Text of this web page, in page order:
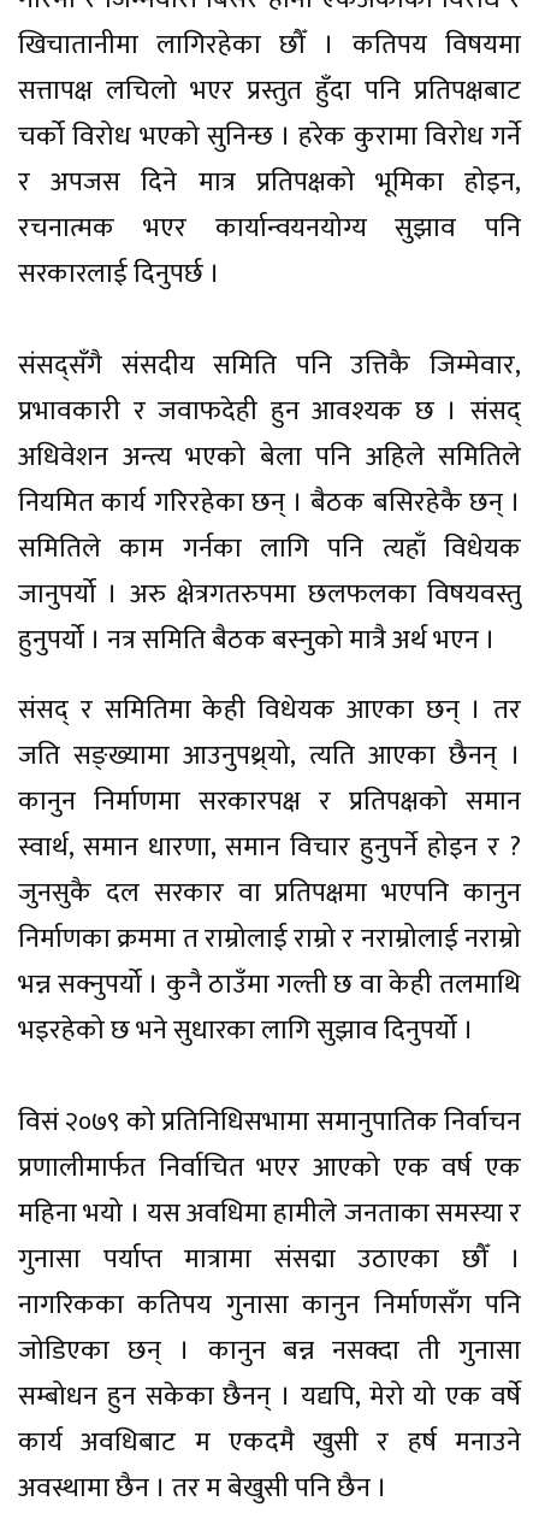
खिचातानीमा लागिरहेका छौँ । कतिपय विषयमा
सत्तापक्ष लचिलो भएर प्रस्तुत हुँदा पनि प्रतिपक्षबाट
चर्को विरोध भएको सुनिन्छ । हरेक कुरामा विरोध गर्ने
र अपजस दिने मात्र प्रतिपक्षको भूमिका होइन,
रचनात्मक भएर कार्यान्वयनयोग्य सुझाव पनि
सरकारलाई दिनुपर्छ ।
संसद्सँगै संसदीय समिति पनि उत्तिकै जिम्मेवार,
प्रभावकारी र जवाफदेही हुन आवश्यक छ । संसद्
अधिवेशन अन्त्य भएको बेला पनि अहिले समितिले
नियमित कार्य गरिरहेका छन् । बैठक बसिरहेकै छन् ।
समितिले काम गर्नका लागि पनि त्यहाँ विधेयक
जानुपर्यो । अरु क्षेत्रगतरुपमा छलफलका विषयवस्तु
हुनुपर्यो । नत्र समिति बैठक बस्नुको मात्रै अर्थ भएन ।
संसद् र समितिमा केही विधेयक आएका छन् । तर
जति सङ्ख्यामा आउनुपथ्र्यो, त्यति आएका छैनन् ।
कानुन निर्माणमा सरकारपक्ष र प्रतिपक्षको समान
स्वार्थ, समान धारणा, समान विचार हुनुपर्ने होइन र ?
जुनसुकै दल सरकार वा प्रतिपक्षमा भएपनि कानुन
निर्माणका क्रममा त राम्रोलाई राम्रो र नराम्रोलाई नराम्रो
भन्न सक्नुपर्यो । कुनै ठाउँमा गल्ती छ वा केही तलमाथि
भइरहेको छ भने सुधारका लागि सुझाव दिनुपर्यो ।
विसं २०७९ को प्रतिनिधिसभामा समानुपातिक निर्वाचन
प्रणालीमार्फत निर्वाचित भएर आएको एक वर्ष एक
महिना भयो । यस अवधिमा हामीले जनताका समस्या र
गुनासा पर्याप्त मात्रामा संसद्मा उठाएका छौँ ।
नागरिकका कतिपय गुनासा कानुन निर्माणसँग पनि
जोडिएका छन् । कानुन बन्न नसक्दा ती गुनासा
सम्बोधन हुन सकेका छैनन् । यद्यपि, मेरो यो एक वर्षे
कार्य अवधिबाट म एकदमै खुसी र हर्ष मनाउने
अवस्थामा छैन । तर म बेखुसी पनि छैन ।